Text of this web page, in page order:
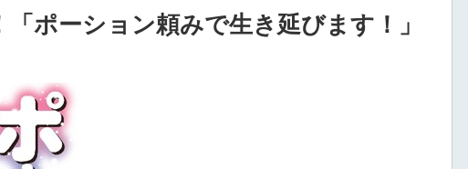
ポーション頼みで生き延びます！」